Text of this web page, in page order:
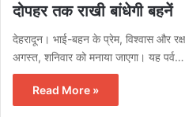
दोपहर तक राखी बांधेगी बहनें
देहरादून। भाई-बहन के प्रेम, विश्वास और
अगस्त, शनिवार को मनाया जाएगा। यह पर्व…
Read More »